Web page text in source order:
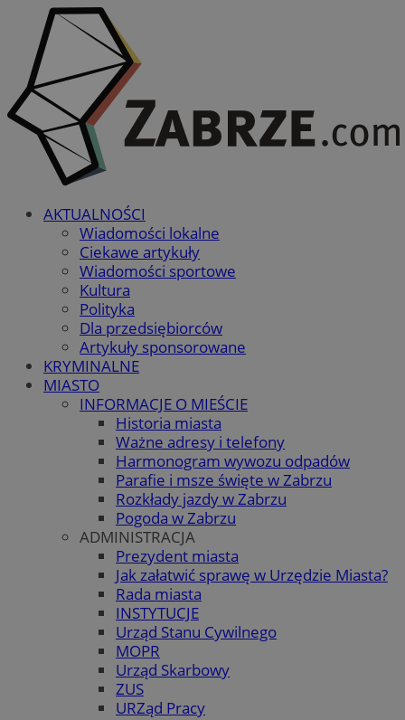
AKTUALNOŚCI
Wiadomości lokalne
Ciekawe artykuły
Wiadomości sportowe
Kultura
Polityka
Dla przedsiębiorców
Artykuły sponsorowane
KRYMINALNE
MIASTO
INFORMACJE O MIEŚCIE
Historia miasta
Ważne adresy i telefony
Harmonogram wywozu odpadów
Parafie i msze święte w Zabrzu
Rozkłady jazdy w Zabrzu
Pogoda w Zabrzu
ADMINISTRACJA
Prezydent miasta
Jak załatwić sprawę w Urzędzie Miasta?
Rada miasta
INSTYTUCJE
Urząd Stanu Cywilnego
MOPR
Urząd Skarbowy
ZUS
URZąd Pracy